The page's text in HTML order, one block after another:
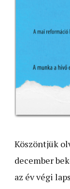
Köszöntjük
december
az év végi